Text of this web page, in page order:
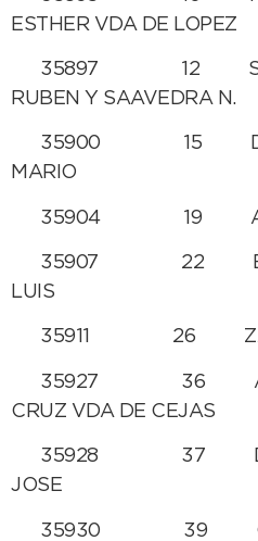
ESTHER VDA DE LOPEZ
35897 12
RUBEN Y SAAVEDRA N.
35900 15
MARIO
35904 19
35907 22
LUIS
35911 26
35927 36
CRUZ VDA DE CEJAS
35928 37 DI
JOSE
35930 39